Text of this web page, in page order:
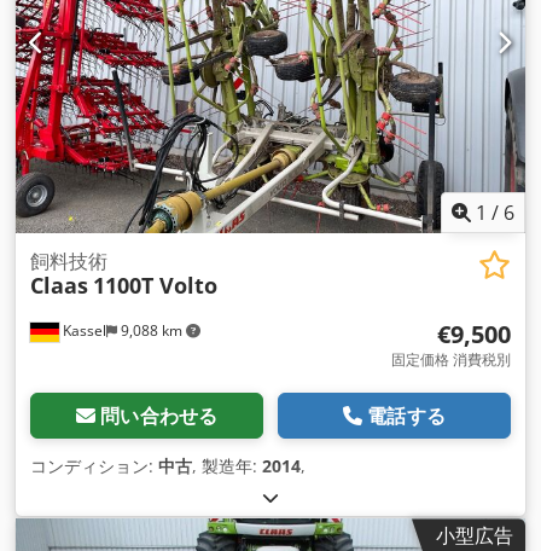
1 / 6
Kassel 9,088 km
飼料技術
Claas 1100T Volto
€9,500
固定価格 消費税別
問い合わせる 電話する
コンディション: 中古, 製造年: 2014,
小型広告